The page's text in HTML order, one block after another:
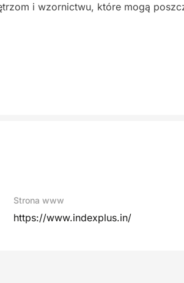
i wzornictwu, które mogą
Strona www
https://www.indexplus.in/